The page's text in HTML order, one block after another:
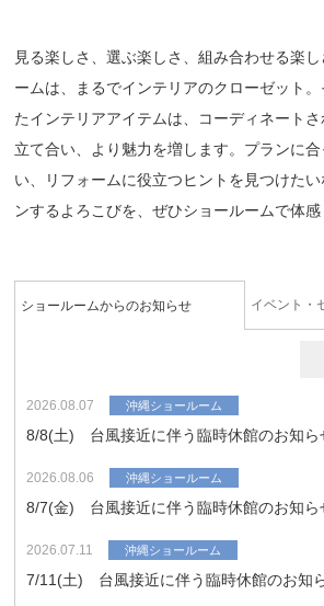
見る楽しさ、選ぶ楽しさ、組み合わせる楽
ームは、まるでインテリアのクローゼット
たインテリアアイテムは、コーディネート
立て合い、より魅力を増します。プランに
い、リフォームに役立つヒントを見つけた
ンするよろこびを、ぜひショールームで体感
ショールームからのお知らせ イベント・
2026.08.07 沖縄ショールーム
8/8(土) 台風接近に伴う臨時休館のお知ら
2026.08.06 沖縄ショールーム
8/7(金) 台風接近に伴う臨時休館のお知ら
2026.07.11 沖縄ショールーム
7/11(土) 台風接近に伴う臨時休館のお知